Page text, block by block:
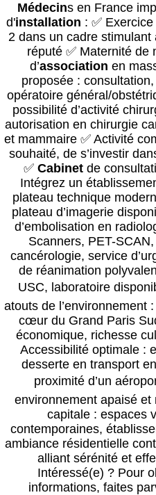
Médecins en France
d'installation : ✅
2 dans un cadre stimulant
réputé ✅ Maternité de
d’association en
proposée :
opératoire général/
possibilité d’activité
autorisation en chirurgie
et mammaire ✅ Activité
souhaité, de s’investir
✅ Cabinetde
Intégrez un
plateau technique
plateau d’imagerie
d’embolisation en
Scanners, PET-
cancérologie, service
de réanimation
USC, laboratoire
atouts de l’environnement
cœur du Grand Paris
économique, richesse
Accessibilité optimale :
desserte en transport
proximité d’un
environnement apaisé
capitale : espaces
contemporaines,
ambiance résidentielle
alliant sérénité et
Intéressé(e) ? Pour
informations, faites